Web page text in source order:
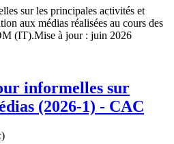
sur les principales activités et
aux médias réalisées au cours des
(IT).Mise à jour : juin 2026
informelles sur
(2026-1) - CAC